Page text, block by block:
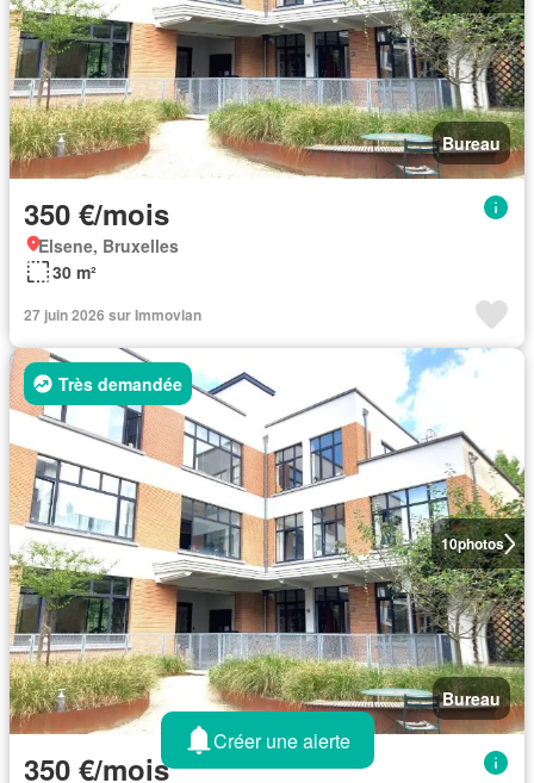
Bureau
350 €/mois
Elsene, Bruxelles
30 m²
27 juin 2026 sur Immovlan
10photos
Très demandée
Bureau
350 €/mois
Créer une alerte